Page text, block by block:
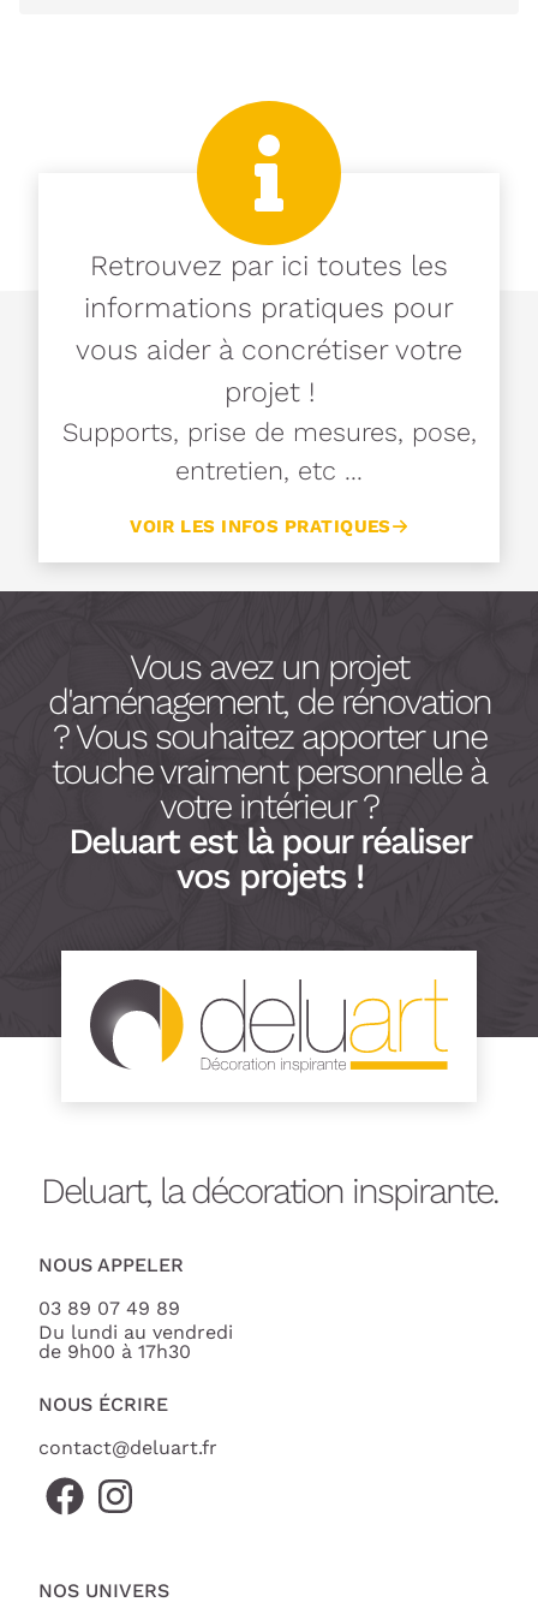
Retrouvez par ici toutes les
informations pratiques pour
vous aider à concrétiser votre
projet !
Supports, prise de mesures, pose,
entretien, etc ...
VOIR LES INFOS PRATIQUES
Vous avez un projet
d'aménagement, de rénovation
? Vous souhaitez apporter une
touche vraiment personnelle à
votre intérieur ?
Deluart est là pour réaliser
vos projets !
Deluart, la décoration inspirante.
NOUS APPELER
03 89 07 49 89
Du lundi au vendredi
de 9h00 à 17h30
NOUS ÉCRIRE
contact@deluart.fr
NOS UNIVERS